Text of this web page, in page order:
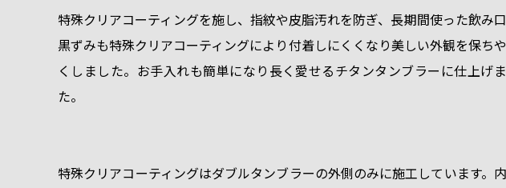
特殊クリアコーティングを施し、指紋や皮脂汚れを防ぎ、長期間使った飲み
黒ずみも特殊クリアコーティングにより付着しにくくなり美しい外観を保ち
くしました。お手入れも簡単になり長く愛せるチタンタンブラーに仕上げ
た。
特殊クリアコーティングはダブルタンブラーの外側のみに施工しています。